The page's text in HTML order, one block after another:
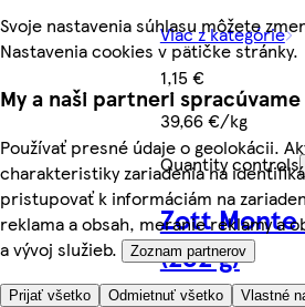
Svoje nastavenia súhlasu môžete
Nastavenia cookies v pätičke stránky.
My a naši partneri
Používať presné údaje o geolokácii.
charakteristiky zariadenia na
pristupovať k informáciám na
reklama a obsah, meranie reklamy a
a vývoj služieb.
Zoznam partnerov
Prijať všetko Odmietnuť všetko Vlastné
Viac z kategórie
1,15 €
39,66 €/kg
Quantity controls
Zott Monte
(232 g)